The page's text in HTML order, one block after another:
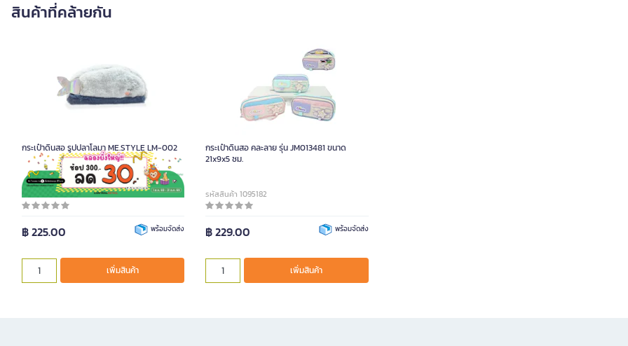
สินค้าที่คล้ายกัน
กระเป๋าดินสอ รูปปลาโลมา ME.STYLE LM-002
รหัสสินค้า 1092688
฿ 225.00 พร้อมจัดส่ง
เพิ่มสินค้า
กระเป๋าดินสอ คละลาย รุ่น JM013481 ขนาด
21x9x5 ซม.
รหัสสินค้า 1095182
฿ 229.00 พร้อมจัดส่ง
เพิ่มสินค้า